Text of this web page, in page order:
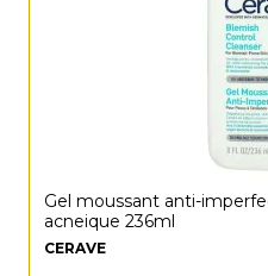
Gel moussant anti-
acneique 236ml
CERAVE